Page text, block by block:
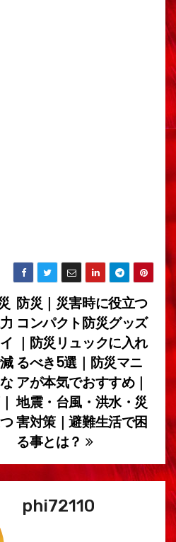
防災｜災害時に役立つ
コンパクト防災グッズ
｜防災リュックに入れ
るべき5選｜防災マニ
アが本気でおすすめ｜
地震・台風・洪水・災
害対策｜避難生活で困
る事とは？
phi72110